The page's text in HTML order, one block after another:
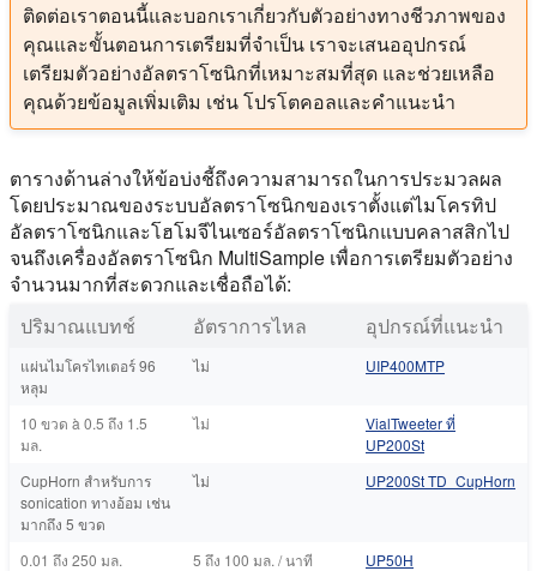
ติดต่อเราตอนนี้และบอกเราเกี่ยวกับตัวอย่างทางชีวภาพของ
คุณและขั้นตอนการเตรียมที่จําเป็น เราจะเสนออุปกรณ์
เตรียมตัวอย่างอัลตราโซนิกที่เหมาะสมที่สุด และช่วยเหลือ
คุณด้วยข้อมูลเพิ่มเติม เช่น โปรโตคอลและคําแนะนํา
ตารางด้านล่างให้ข้อบ่งชี้ถึงความสามารถในการประมวลผล
โดยประมาณของระบบอัลตราโซนิกของเราตั้งแต่ไมโครทิป
อัลตราโซนิกและโฮโมจีไนเซอร์อัลตราโซนิกแบบคลาสสิกไป
จนถึงเครื่องอัลตราโซนิก MultiSample เพื่อการเตรียมตัวอย่าง
จํานวนมากที่สะดวกและเชื่อถือได้:
ปริมาณแบทช์
อัตราการไหล อุปกรณ์ที่แนะนํา
แผ่นไมโครไทเตอร์ 96
หลุม
ไม่ UIP400MTP
10 ขวด à 0.5 ถึง 1.5
มล.
ไม่
VialTweeter ที่
UP200St
CupHorn สําหรับการ
sonication ทางอ้อม เช่น
มากถึง 5 ขวด
ไม่ UP200St TD_CupHorn
0.01 ถึง 250 มล. 5 ถึง 100 มล. / นาที
UP50H